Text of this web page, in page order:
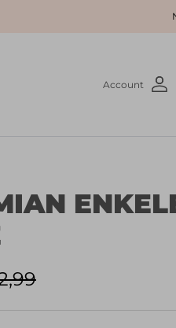
Account
prijs